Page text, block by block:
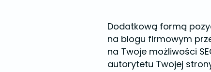
Dodatkową formą
na blogu firmowym
na Twoje możliwości
autorytetu Twojej